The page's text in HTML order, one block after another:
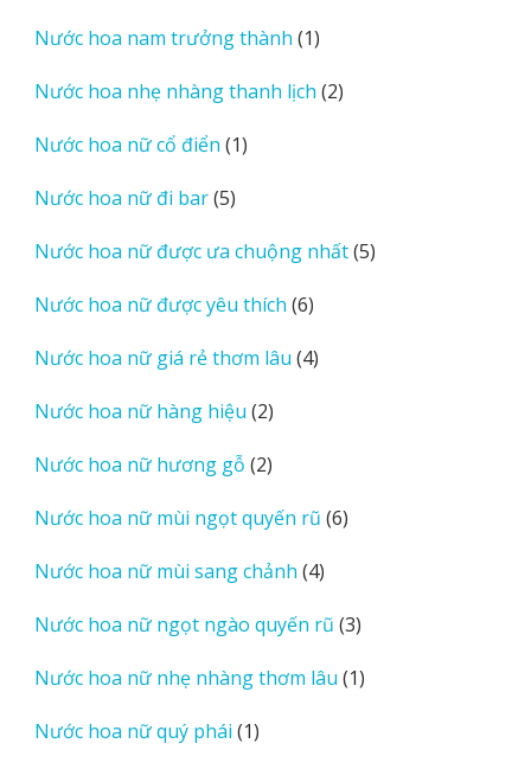
phẩm
Nước hoa nam trưởng thành 11
phẩm
Nước hoa nhẹ nhàng thanh lịch 22
Nước hoa nữ cổ điển 11
Nước hoa nữ đi bar 55
phẩm
Nước hoa nữ được ưa chuộng nhất 55
Nước hoa nữ được yêu thích 66
phẩm
Nước hoa nữ giá rẻ thơm lâu 44
Nước hoa nữ hàng hiệu 22
phẩm
Nước hoa nữ hương gỗ 22
phẩm
Nước hoa nữ mùi ngọt quyến rũ 66
Nước hoa nữ mùi sang chảnh 44
phẩm
Nước hoa nữ ngọt ngào quyến rũ 33
phẩm
Nước hoa nữ nhẹ nhàng thơm lâu 11
Nước hoa nữ quý phái 11